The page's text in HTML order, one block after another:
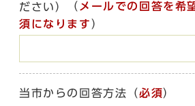
ださい）
（ メールでの回答を希
須になります ）
当市からの回答方法 （必須）